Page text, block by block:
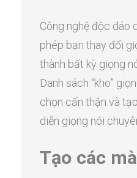
Công nghệ độc đáo
phép bạn thay đổi
thành bất kỳ giọng
Danh sách “kho”
chọn cẩn thận và
diễn giọng nói
Tạo các